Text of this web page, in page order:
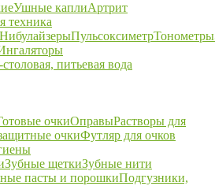
Ушные каплиАртрит
техника
НибулайзерыПульсоксиметрТонометры
питьевая вода
очкиОправыРастворы для
очкиФутляр для очков
Зубные щеткиЗубные нити
пасты и порошкиПодгузники,